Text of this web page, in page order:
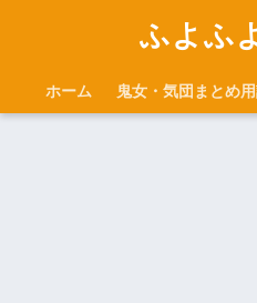
ふよふ
ホーム 鬼女・気団まとめ